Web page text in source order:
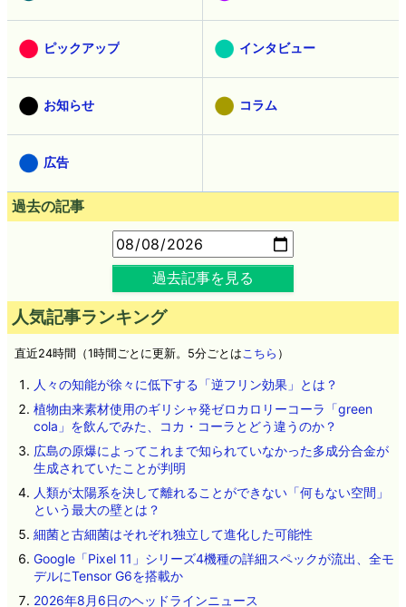
ピックアップ インタビュー
お知らせ コラム
広告
過去の記事
過去記事を見る
人気記事ランキング
直近24時間（1時間ごとに更新。5分ごとはこちら ）
人々の知能が徐々に低下する「逆フリン効果」とは？
植物由来素材使用のギリシャ発ゼロカロリーコーラ「green
cola」を飲んでみた、コカ・コーラとどう違うのか？
広島の原爆によってこれまで知られていなかった多成分合金が
生成されていたことが判明
人類が太陽系を決して離れることができない「何もない空間」
という最大の壁とは？
細菌と古細菌はそれぞれ独立して進化した可能性
Google「Pixel 11」シリーズ4機種の詳細スペックが流出、全モ
デルにTensor G6を搭載か
2026年8月6日のヘッドラインニュース